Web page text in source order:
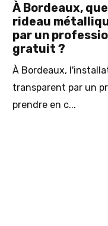
À Bordeaux,
rideau
par un
gratuit ?
À Bordeaux,
transparent par un
prendre en c...